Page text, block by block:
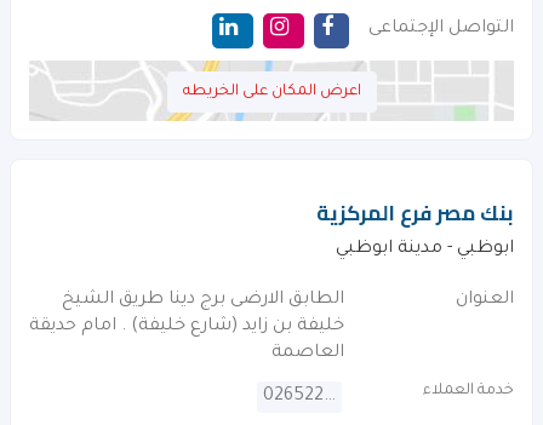
التواصل الإجتماعى
اعرض المكان على الخريطه
بنك مصر فرع المركزية
ابوظبي - مدينة ابوظبي
العنوان
الطابق الارضى برج دينا طريق الشيخ
خليفة بن زايد (شارع خليفة) . امام حديقة
العاصمة
خدمة العملاء 026522722